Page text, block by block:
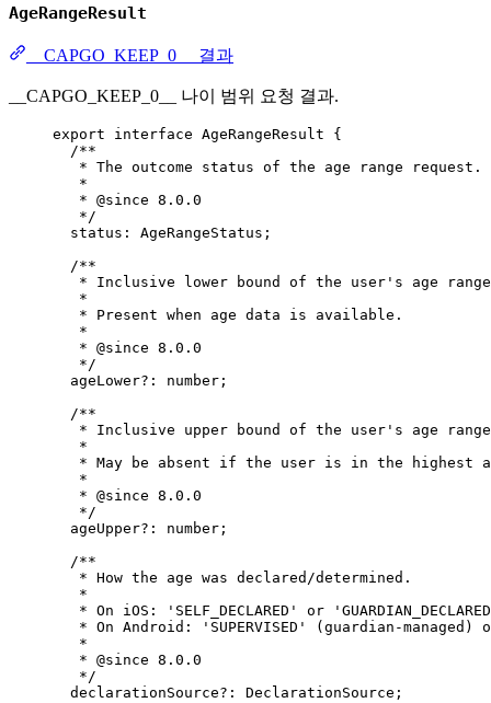
AgeRangeResult
__CAPGO_KEEP_0__ 결과
__CAPGO_KEEP_0__ 나이 범위 요청 결과.
export interface AgeRangeResult {
/**
* The outcome status of the age range request.
*
* @since 8.0.0
*/
status : AgeRangeStatus ;
/**
* Inclusive lower bound of the user's age
*
* Present when age data is available.
*
* @since 8.0.0
*/
ageLower?: number ;
/**
* Inclusive upper bound of the user's age
*
* May be absent if the user is in the highest
*
* @since 8.0.0
*/
ageUpper?: number ;
/**
* How the age was declared/determined.
*
* On iOS: 'SELF_DECLARED' or
* On Android: 'SUPERVISED' (guardian-
*
* @since 8.0.0
*/
declarationSource?: DeclarationSource ;